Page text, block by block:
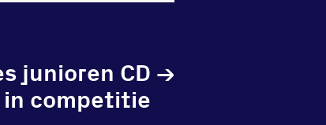
junioren CD
in competitie
→